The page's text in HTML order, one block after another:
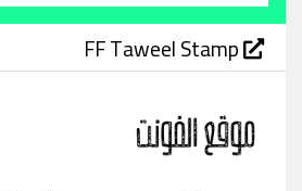
FF Taweel Stamp